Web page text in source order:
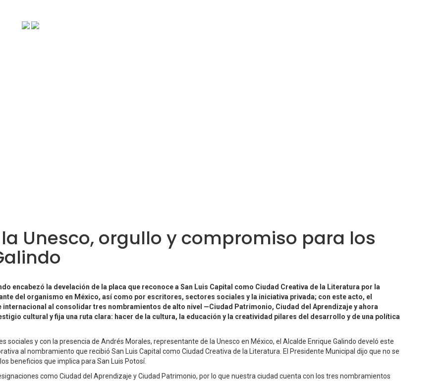
Unesco, orgullo y compromiso para los
encabezó la develación de la placa que reconoce a San Luis Capital como Ciudad Creativa de la Literatura por la
del organismo en México, así como por escritores, sectores sociales y la iniciativa privada; con este acto, el
al consolidar tres nombramientos de alto nivel —Ciudad Patrimonio, Ciudad del Aprendizaje y ahora
cultural y fija una ruta clara: hacer de la cultura, la educación y la creatividad pilares del desarrollo y de una política
y con la presencia de Andrés Morales, representante de la Unesco en México, el Alcalde Enrique Galindo develó este
al nombramiento que recibió San Luis Capital como Ciudad Creativa de la Literatura. El Presidente Municipal dijo que no se
beneficios que implica para San Luis Potosí.
como Ciudad del Aprendizaje y Ciudad Patrimonio, por lo que nuestra ciudad cuenta con los tres nombramientos